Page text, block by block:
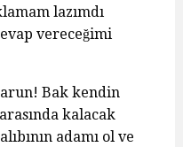
lazımdı
vereceğimi
Bak kendin
kalacak
adamı ol ve